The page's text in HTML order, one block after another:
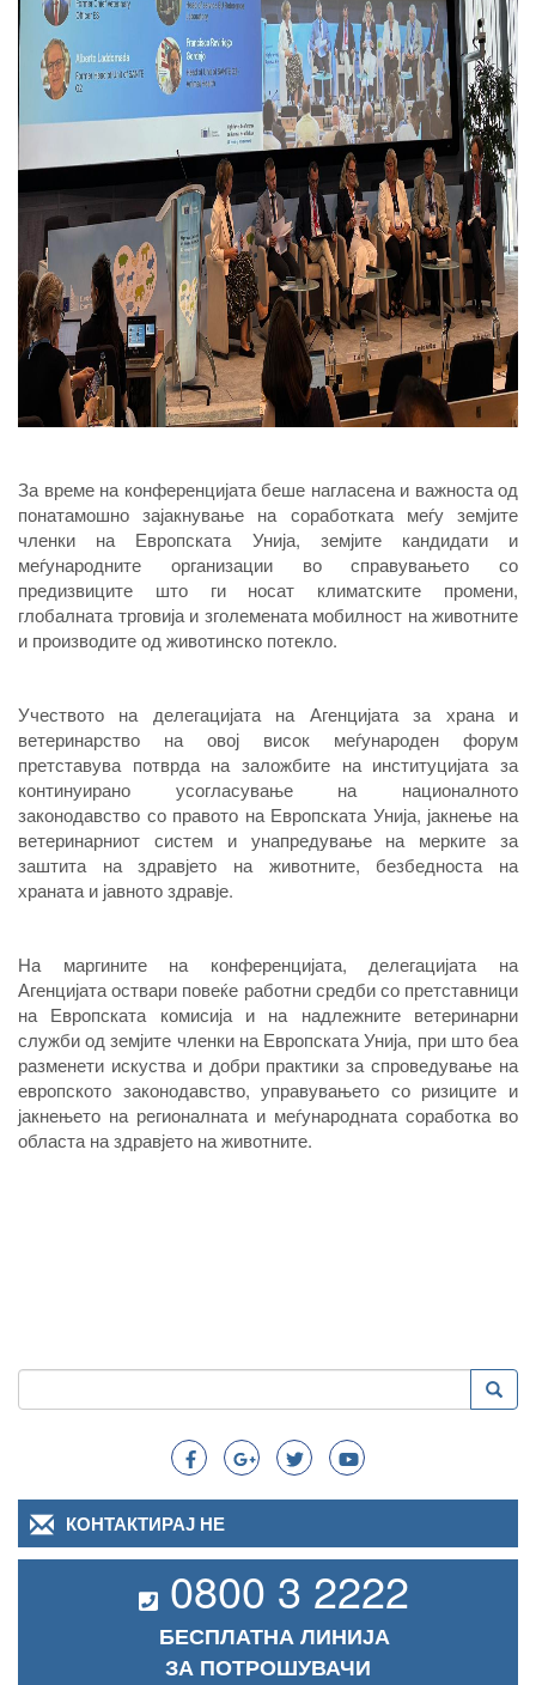
За време на конференцијата беше нагласена и важноста од
понатамошно зајакнување на соработката меѓу земјите
членки на Европската Унија, земјите кандидати и
меѓународните организации во справувањето со
предизвиците што ги носат климатските промени,
глобалната трговија и зголемената мобилност на животните
и производите од животинско потекло.
Учеството на делегацијата на Агенцијата за храна и
ветеринарство на овој висок меѓународен форум
претставува потврда на заложбите на институцијата за
континуирано усогласување на националното
законодавство со правото на Европската Унија, јакнење на
ветеринарниот систем и унапредување на мерките за
заштита на здравјето на животните, безбедноста на
храната и јавното здравје.
На маргините на конференцијата, делегацијата на
Агенцијата оствари повеќе работни средби со претставници
на Европската комисија и на надлежните ветеринарни
служби од земјите членки на Европската Унија, при што беа
разменети искуства и добри практики за спроведување на
европското законодавство, управувањето со ризиците и
јакнењето на регионалната и меѓународната соработка во
областа на здравјето на животните.
Search
Пребарување
КОНТАКТИРАЈ НЕ
0800 3 2222
БЕСПЛАТНА ЛИНИЈА
ЗА ПОТРОШУВАЧИ